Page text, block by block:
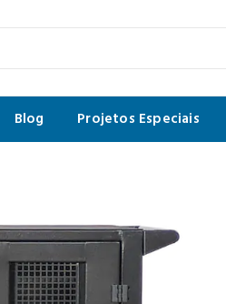
Blog Projetos Especiais